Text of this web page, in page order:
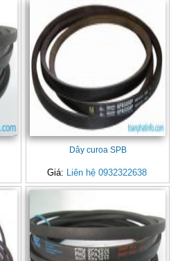
Dây curoa SPB
Giá: Liên hệ 0932322638